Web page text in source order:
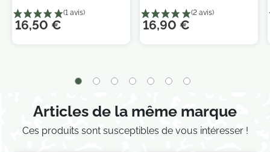
16,50 € 16,90 €
Articles de la même marque
Ces produits sont susceptibles de vous intéresser !
Je consens également à recevoir les offres
promotionnelles.
Consultez notre politique de
confidentialité.